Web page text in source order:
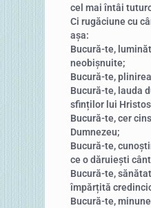
cel mai întâi
Ci rugăciune cu
așa:
Bucură-te,
neobișnuite;
Bucură-te,
Bucură-te, lauda
sfinților lui
Bucură-te, cer
Dumnezeu;
Bucură-te,
ce o dăruiești
Bucură-te,
împărțită
Bucură-te,